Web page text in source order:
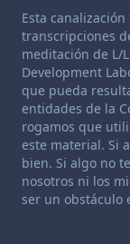
Descargo de
Esta
transcripciones
meditación de L/
Development
que pueda
entidades de la
rogamos que
este material. Si
bien. Si algo no
nosotros ni los
ser un obstáculo